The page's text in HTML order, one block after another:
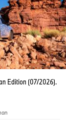
Edition (07/2026).